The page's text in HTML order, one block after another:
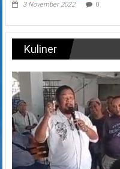
3 November 2022 0
Kuliner